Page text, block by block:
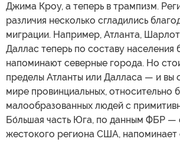
Джима Кроу, а теперь в трампизм.
различия несколько сгладились
миграции. Например, Атланта,
Даллас теперь по составу населения
напоминают северные города. Но
пределы Атланты или Далласа — и вы
мире провинциальных, относительно
малообразованных людей с
Бо́льшая часть Юга, по данным ФБР —
жестокого региона США, напоминает